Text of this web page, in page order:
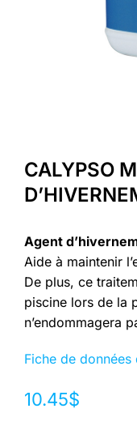
CALYPSO
Agent
Aide à maintenir
De plus, ce
piscine lors de la
n’endommagera
Fiche de données
10.45$